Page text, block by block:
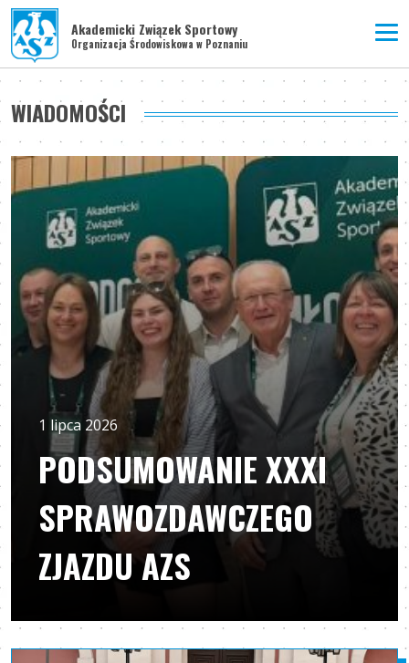
Akademicki Związek Sportowy
Organizacja Środowiskowa w Poznaniu
WIADOMOŚCI
1 lipca 2026
PODSUMOWANIE XXXI
SPRAWOZDAWCZEGO
ZJAZDU AZS